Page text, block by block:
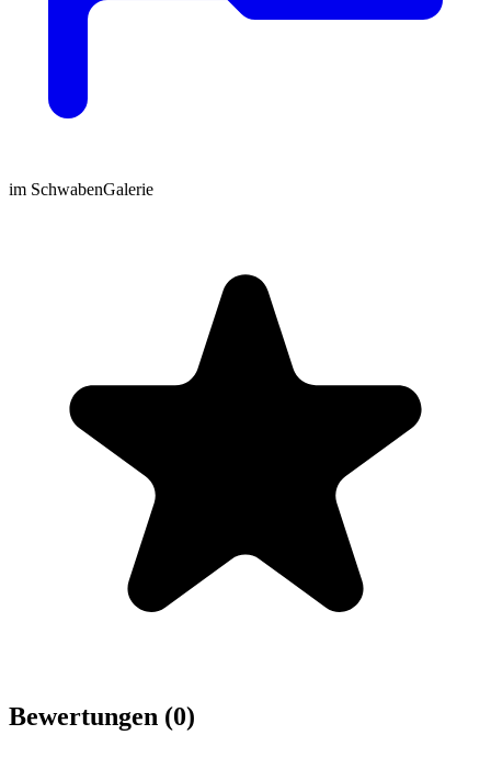
im SchwabenGalerie
Bewertungen (0)